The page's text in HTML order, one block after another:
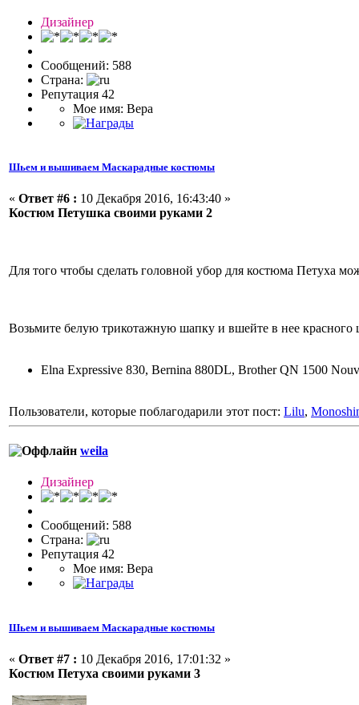
Дизайнер
Сообщений: 588
Страна:
Репутация 42
Мое имя: Вера
Шьем и вышиваем Маскарадные костюмы
« Ответ #6 : 10 Декабря 2016, 16:43:40 »
Костюм Петушка своими руками 2
Для того чтобы сделать головной убор для костюма Петуха
Возьмите белую трикотажную шапку и вшейте в нее красного
Elna Expressive 830, Bernina 880DL, Brother QN 1500
Пользователи, которые поблагодарили этот пост: Lilu,
weila
Дизайнер
Сообщений: 588
Страна:
Репутация 42
Мое имя: Вера
Шьем и вышиваем Маскарадные костюмы
« Ответ #7 : 10 Декабря 2016, 17:01:32 »
Костюм Петуха своими руками 3